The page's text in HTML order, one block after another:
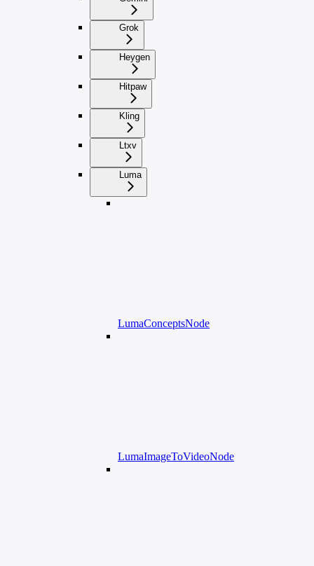
Grok
Heygen
Hitpaw
Kling
Ltxv
Luma
LumaConceptsNode
LumaImageToVideoNode